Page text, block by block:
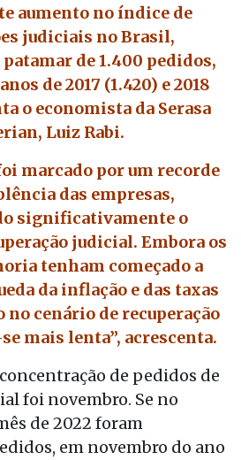
aumento no índice de
judiciais no Brasil,
de 1.400 pedidos,
de 2017 (1.420) e 2018
o economista da Serasa
Luiz Rabi.
marcado por um recorde
das empresas,
significativamente o
judicial. Embora os
tenham começado a
da inflação e das taxas
no cenário de recuperação
mais lenta”, acrescenta.
de pedidos de
foi novembro. Se no
de 2022 foram
em novembro do ano